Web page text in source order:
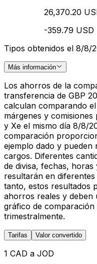
26,370.20
-359.79 USD
Tipos obtenidos el 8/8/
Más información
Los ahorros de la
transferencia de GBP
calculan comparando
márgenes y
y Xe el mismo día 8/8/
comparación
ejemplo dado y pueden
cargos. Diferentes
de divisa, fechas,
resultarán en
tanto, estos resultados
ahorros reales y deben
gráfico de comparación
trimestralmente.
Tarifas Valor convertido
1 CAD a JOD